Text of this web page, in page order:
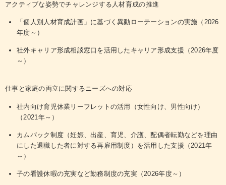
アクティブな姿勢でチャレンジする人材育成の推進
「個人別人材育成計画」に基づく異動ローテーションの実施（2026
年度～）
社外キャリア形成相談窓口を活用したキャリア形成支援（2026年度
～）
仕事と家庭の両立に関するニーズへの対応
社内向け育児休業リーフレットの活用（女性向け、男性向け）
（2021年～）
カムバック制度（妊娠、出産、育児、介護、配偶者転勤などを理由
にした退職した者に対する再雇用制度）を活用した支援（2021年
～）
子の看護休暇の充実など勤務制度の充実（2026年度～）